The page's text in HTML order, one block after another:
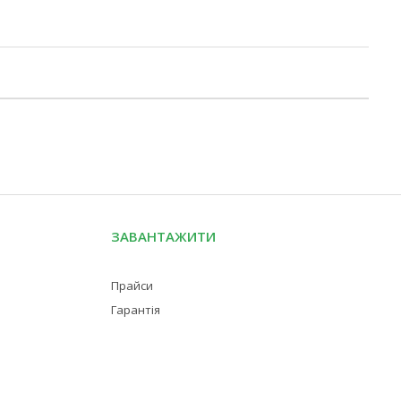
ЗАВАНТАЖИТИ
Прайси
Гарантія